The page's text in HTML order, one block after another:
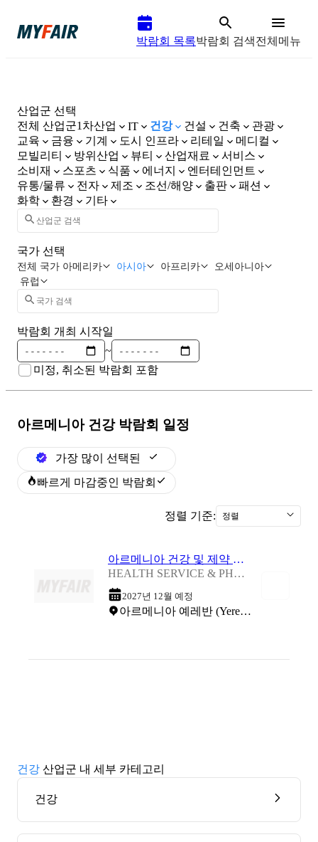
박람회 목록박람회 검색전체메뉴
산업군 선택
전체 산업군1차산업 IT 건강 건설 건축
관광
교육
금융 기계 도시 인프라 리테일
메디컬
모빌리티
방위산업 뷰티 산업재료
서비스
소비재
스포츠 식품 에너지
엔터테인먼트
유통/물류
전자 제조 조선/해양 출판
패션
화학
환경 기타
국가 선택
전체 국가 아메리카 아시아 아프리카
오세아니아
유럽
박람회 개최 시작일
~
미정, 취소된 박람회 포함
아르메니아 건강박람회 일정
가장 많이 선택된
빠르게 마감중인 박람회
정렬 기준: 정렬
아르메니아 건강 및 제약 박람회 2027
HEALTH SERVICE & PHARMACY - EXPO YEREVAN 2027
2027년 12월 예정
아르메니아 예레반 (Yerevan Expo)
건강 산업군 내 세부 카테고리
건강